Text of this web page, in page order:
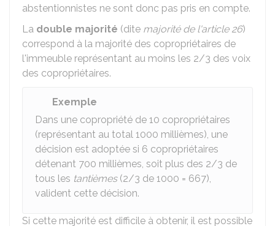
abstentionnistes ne sont donc pas pris en compte.
La double majorité (dite majorité de l'article 26)
correspond à la majorité des copropriétaires de
l'immeuble représentant au moins les 2/3 des voix
des copropriétaires.
Exemple
Dans une copropriété de 10 copropriétaires
(représentant au total 1000 millièmes), une
décision est adoptée si 6 copropriétaires
détenant 700 millièmes, soit plus des 2/3 de
tous les tantièmes(2/3 de 1000 = 667),
valident cette décision.
Si cette majorité est difficile à obtenir, il est possible